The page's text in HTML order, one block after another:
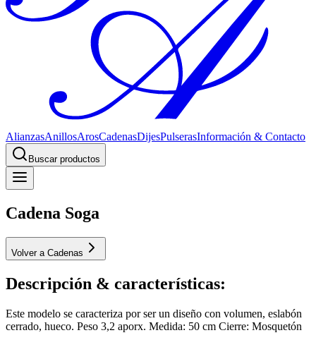
AlianzasAnillosArosCadenasDijesPulserasInformación & Contacto
Buscar productos
Cadena Soga
Volver a Cadenas
Descripción & características:
Este modelo se caracteriza por ser un diseño con volumen, eslabón
cerrado, hueco. Peso 3,2 aporx. Medida: 50 cm Cierre: Mosquetón